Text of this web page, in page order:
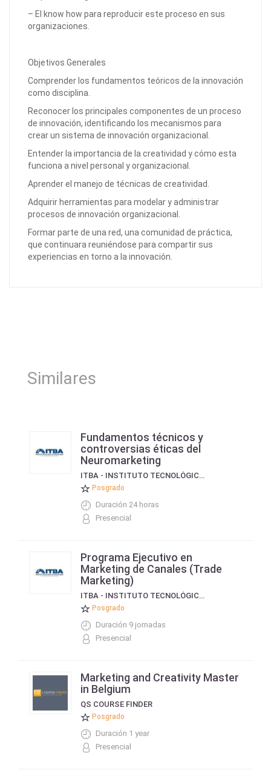
– El know how para reproducir este proceso en sus
organizaciones.
Objetivos Generales
Comprender los fundamentos teóricos de la innovación
como disciplina.
Reconocer los principales componentes de un proceso
de innovación, identificando los mecanismos para
crear un sistema de innovación organizacional.
Entender la importancia de la creatividad y cómo esta
funciona a nivel personal y organizacional.
Aprender el manejo de técnicas de creatividad.
Adquirir herramientas para modelar y administrar
procesos de innovación organizacional.
Formar parte de una red, una comunidad de práctica,
que continuara reuniéndose para compartir sus
experiencias en torno a la innovación.
Similares
Fundamentos técnicos y
controversias éticas del
Neuromarketing
ITBA - INSTITUTO TECNOLÓGICO DE BUENOS AIRES
Posgrado
Duración 24 horas
Presencial
Programa Ejecutivo en
Marketing de Canales (Trade
Marketing)
ITBA - INSTITUTO TECNOLÓGICO DE BUENOS AIRES
Posgrado
Duración 9 jornadas
Presencial
Marketing and Creativity Master
in Belgium
QS COURSE FINDER
Posgrado
Duración 1 year
Presencial